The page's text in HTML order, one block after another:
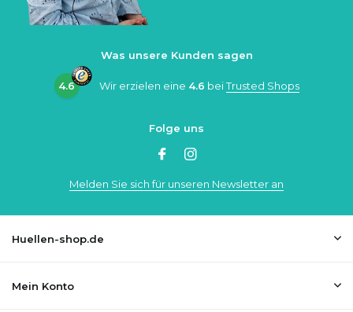
Was unsere Kunden sagen
4.6 Wir erzielen eine 4.6 beiTrusted Shops
Folge uns
Melden Sie sich für unseren Newsletter an
Huellen-shop.de
Mein Konto